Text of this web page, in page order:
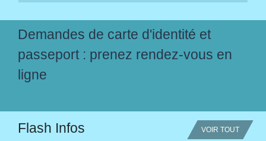
Demandes de carte d'identité et
passeport : prenez rendez-vous en
ligne
Flash Infos VOIR TOUT